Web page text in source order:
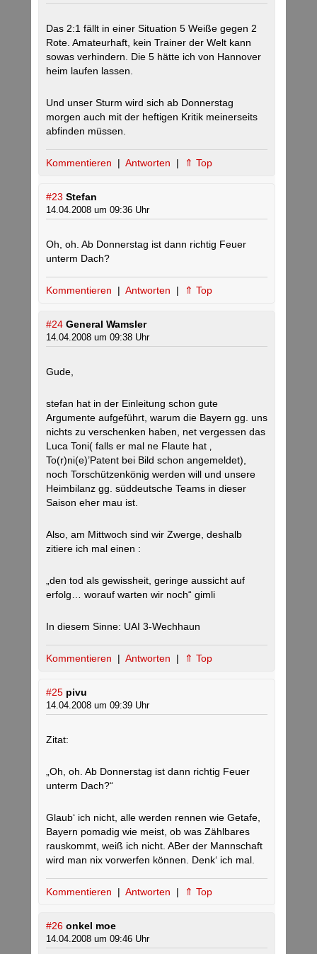
Das 2:1 fällt in einer Situation 5 Weiße gegen 2
Rote. Amateurhaft, kein Trainer der Welt kann
sowas verhindern. Die 5 hätte ich von Hannover
heim laufen lassen.
Und unser Sturm wird sich ab Donnerstag
morgen auch mit der heftigen Kritik meinerseits
abfinden müssen.
Kommentieren | Antworten | ⇑ Top
#23 Stefan
14.04.2008 um 09:36 Uhr
Oh, oh. Ab Donnerstag ist dann richtig Feuer
unterm Dach?
Kommentieren | Antworten | ⇑ Top
#24 General Wamsler
14.04.2008 um 09:38 Uhr
Gude,
stefan hat in der Einleitung schon gute
Argumente aufgeführt, warum die Bayern gg. uns
nichts zu verschenken haben, net vergessen das
Luca Toni( falls er mal ne Flaute hat ‚
To(r)ni(e)’Patent bei Bild schon angemeldet),
noch Torschützenkönig werden will und unsere
Heimbilanz gg. süddeutsche Teams in dieser
Saison eher mau ist.
Also, am Mittwoch sind wir Zwerge, deshalb
zitiere ich mal einen :
„den tod als gewissheit, geringe aussicht auf
erfolg… worauf warten wir noch“ gimli
In diesem Sinne: UAI 3-Wechhaun
Kommentieren | Antworten | ⇑ Top
#25 pivu
14.04.2008 um 09:39 Uhr
Zitat:
„Oh, oh. Ab Donnerstag ist dann richtig Feuer
unterm Dach?“
Glaub‘ ich nicht, alle werden rennen wie Getafe,
Bayern pomadig wie meist, ob was Zählbares
rauskommt, weiß ich nicht. ABer der Mannschaft
wird man nix vorwerfen können. Denk‘ ich mal.
Kommentieren | Antworten | ⇑ Top
#26 onkel moe
14.04.2008 um 09:46 Uhr